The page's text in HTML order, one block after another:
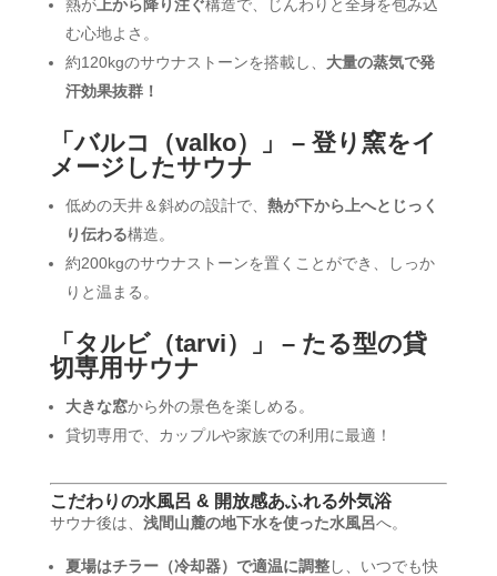
熱が上から降り注ぐ構造で、じんわりと全身を包み込
む心地よさ。
約120kgのサウナストーンを搭載し、 大量の蒸気で発
汗効果抜群！
「バルコ（valko）」 – 登り窯をイ
メージしたサウナ
低めの天井＆斜めの設計で、 熱が下から上へとじっく
り伝わる構造。
約200kgのサウナストーンを置くことができ、しっか
りと温まる。
「タルビ（tarvi）」 – たる型の貸
切専用サウナ
大きな窓から外の景色を楽しめる。
貸切専用で、カップルや家族での利用に最適！
こだわりの水風呂 & 開放感あふれる外気浴
サウナ後は、 浅間山麓の地下水を使った水風呂へ。
夏場はチラー（冷却器）で適温に調整し、いつでも快